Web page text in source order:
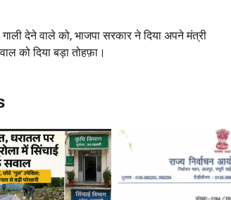
गाली देने वाले को, भाजपा सरकार ने दिया अपने मंत्री
को दिया बड़ा तोहफ़ा।